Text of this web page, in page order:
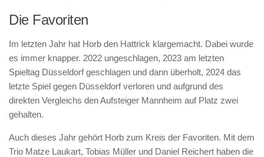
Die Favoriten
Im letzten Jahr hat Horb den Hattrick klargemacht. Dabei wurde
es immer knapper. 2022 ungeschlagen, 2023 am letzten
Spieltag Düsseldorf geschlagen und dann überholt, 2024 das
letzte Spiel gegen Düsseldorf verloren und aufgrund des
direkten Vergleichs den Aufsteiger Mannheim auf Platz zwei
gehalten.
Auch dieses Jahr gehört Horb zum Kreis der Favoriten. Mit dem
Trio Matze Laukart, Tobias Müller und Daniel Reichert haben die